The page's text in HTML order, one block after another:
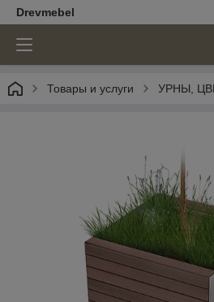
Drevmebel
Товары и услуги УРНЫ,